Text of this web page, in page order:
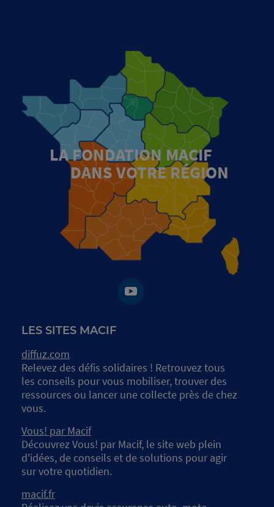
LES SITES MACIF
diffuz.com
Relevez des défis solidaires ! Retrouvez tous
les conseils pour vous mobiliser, trouver des
ressources ou lancer une collecte près de chez
vous.
Vous! par Macif
Découvrez Vous! par Macif, le site web plein
d'idées, de conseils et de solutions pour agir
sur votre quotidien.
macif.fr
LA FONDATION MACIF
DANS VOTRE RÉGION